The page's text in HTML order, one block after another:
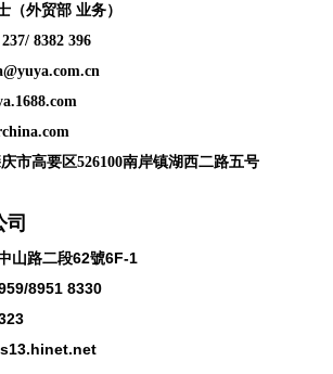
（外贸部 业务）
8382 396
市高要区526100南岸镇湖西二路五号
司
山路二段62號6F-1
8951 8330